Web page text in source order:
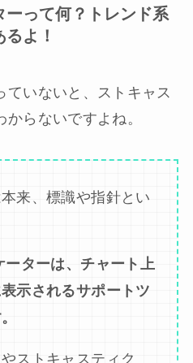
って何？トレンド系
よ！
いないと、ストキャス
らないですよね。
来、標識や指針とい
ターは、チャート上
示されるサポートツ
ストキャスティク